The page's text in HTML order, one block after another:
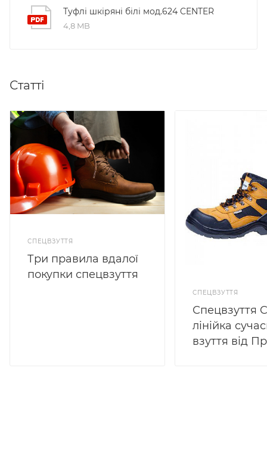
Туфлі шкіряні білі мод.624 CENTER
4,8 MB
Статті
СПЕЦВЗУТТЯ
Три правила вдалої
покупки спецвзуття
СПЕЦВЗУТТЯ
Спецвзуття
лінійка
взуття від